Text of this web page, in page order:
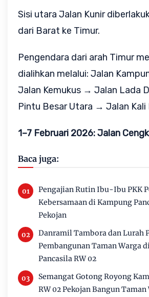
Sisi utara Jalan Kunir
dari Barat ke Timur.
Pengendara dari arah Timur
dialihkan melalui: Jalan
Jalan Kemukus → Jalan Lada
Pintu Besar Utara → Jalan Kali
1–7 Februari 2026: Jalan
Baca juga:
Pengajian Rutin Ibu-Ibu PKK
Kebersamaan di Kampung
Pekojan
Danramil Tambora dan Lurah
Pembangunan Taman Warga
Pancasila RW 02
Semangat Gotong Royong
RW 02 Pekojan Bangun